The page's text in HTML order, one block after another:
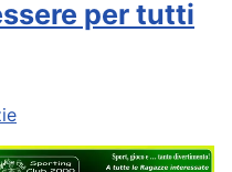
per tutti